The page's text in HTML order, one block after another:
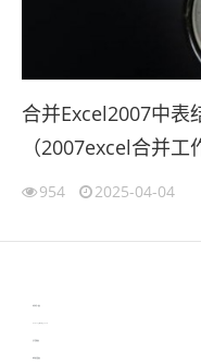
合并Excel2007中表
（2007excel合并工
954 2025-04-04